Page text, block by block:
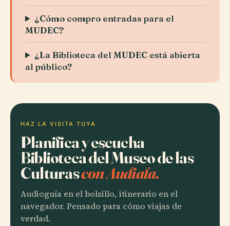
¿Cómo compro entradas para el
MUDEC?
¿La Biblioteca del MUDEC está abierta
al público?
HAZ LA VISITA TUYA
Planifica y escucha
Biblioteca del Museo de las
Culturascon Audiala.
Audioguía en el bolsillo, itinerario en el
navegador. Pensado para cómo viajas de
verdad.